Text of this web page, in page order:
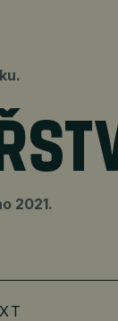
2021.